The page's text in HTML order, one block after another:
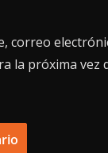
correo
la próxima vez